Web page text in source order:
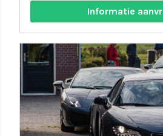
Informatie